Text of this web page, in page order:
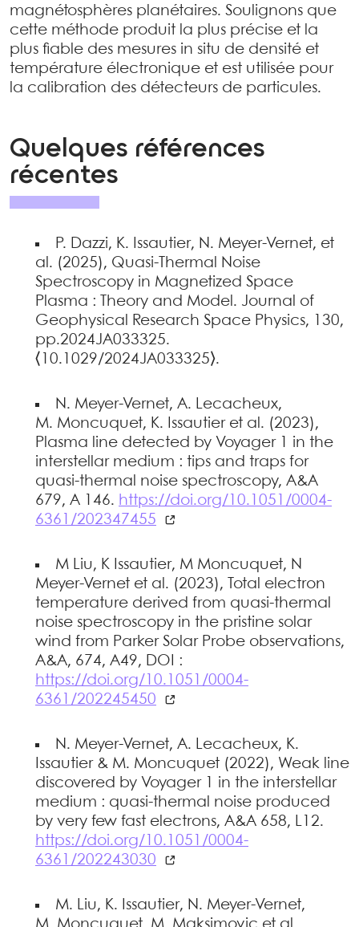
magnétosphères planétaires. Soulignons que
cette méthode produit la plus précise et la
plus fiable des mesures in situ de densité et
température électronique et est utilisée pour
la calibration des détecteurs de particules.
Quelques références
récentes
P. Dazzi, K. Issautier, N. Meyer-Vernet, et
al. (2025), Quasi-Thermal Noise
Spectroscopy in Magnetized Space
Plasma : Theory and Model. Journal of
Geophysical Research Space Physics, 130,
pp.2024JA033325.
⟨10.1029/2024JA033325⟩.
N. Meyer-Vernet, A. Lecacheux,
M. Moncuquet, K. Issautier et al. (2023),
Plasma line detected by Voyager 1 in the
interstellar medium : tips and traps for
quasi-thermal noise spectroscopy, A&A
679, A 146. https://doi.org/10.1051/0004-
6361/202347455
M Liu, K Issautier, M Moncuquet, N
Meyer-Vernet et al. (2023), Total electron
temperature derived from quasi-thermal
noise spectroscopy in the pristine solar
wind from Parker Solar Probe observations,
A&A, 674, A49, DOI :
https://doi.org/10.1051/0004-
6361/202245450
N. Meyer-Vernet, A. Lecacheux, K.
Issautier & M. Moncuquet (2022), Weak line
discovered by Voyager 1 in the interstellar
medium : quasi-thermal noise produced
by very few fast electrons, A&A 658, L12.
https://doi.org/10.1051/0004-
6361/202243030
M. Liu, K. Issautier, N. Meyer-Vernet,